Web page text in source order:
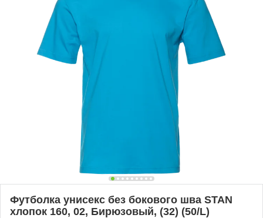
Футболка унисекс без бокового шва STAN
хлопок 160, 02, Бирюзовый, (32) (50/L)